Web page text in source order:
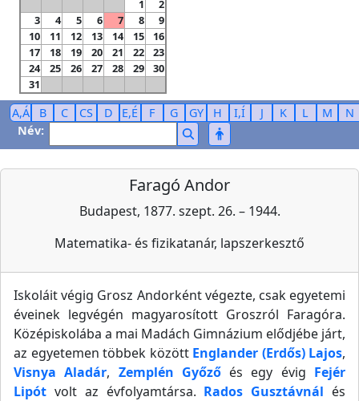
1
2
3
4 5 6 7 8
9
10
11 12 13 14 15
16
17
18 19 20 21 22
23
24
25 26 27 28 29
30
31
A,Á B C CS D E,É F G GY H I,Í J K L M
N
Név:
Faragó Andor
Budapest, 1877. szept. 26. – 1944.
Matematika- és fizikatanár, lapszerkesztő
Iskoláit végig Grosz Andorként végezte, csak egyetemi
éveinek legvégén magyarosított Groszról Faragóra.
Középiskolába a mai Madách Gimnázium elődjébe járt,
az egyetemen többek között Englander (Erdős) Lajos,
Visnya Aladár, Zemplén Győzőés egy évig Fejér
Lipót volt az évfolyamtársa. Rados Gusztávnál és